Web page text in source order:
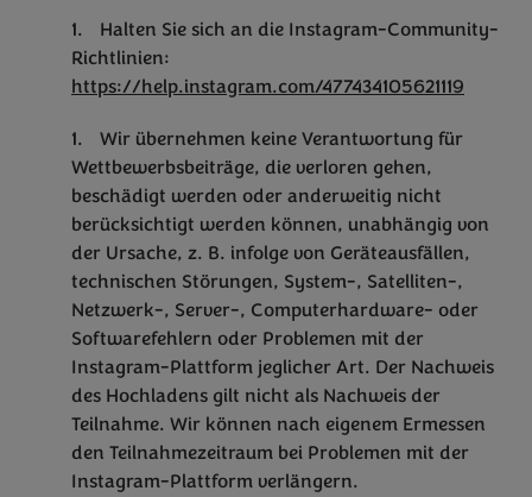
Halten Sie sich an die Instagram-Community-
Richtlinien:
https://help.instagram.com/477434105621119
Wir übernehmen keine Verantwortung für
Wettbewerbsbeiträge, die verloren gehen,
beschädigt werden oder anderweitig nicht
berücksichtigt werden können, unabhängig von
der Ursache, z. B. infolge von Geräteausfällen,
technischen Störungen, System-, Satelliten-,
Netzwerk-, Server-, Computerhardware- oder
Softwarefehlern oder Problemen mit der
Instagram-Plattform jeglicher Art. Der Nachweis
des Hochladens gilt nicht als Nachweis der
Teilnahme. Wir können nach eigenem Ermessen
den Teilnahmezeitraum bei Problemen mit der
Instagram-Plattform verlängern.